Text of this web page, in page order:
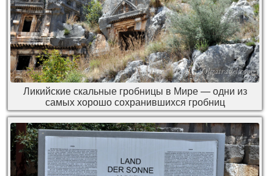
Ликийские скальные гробницы в Мире — одни из
самых хорошо сохранившихся гробниц